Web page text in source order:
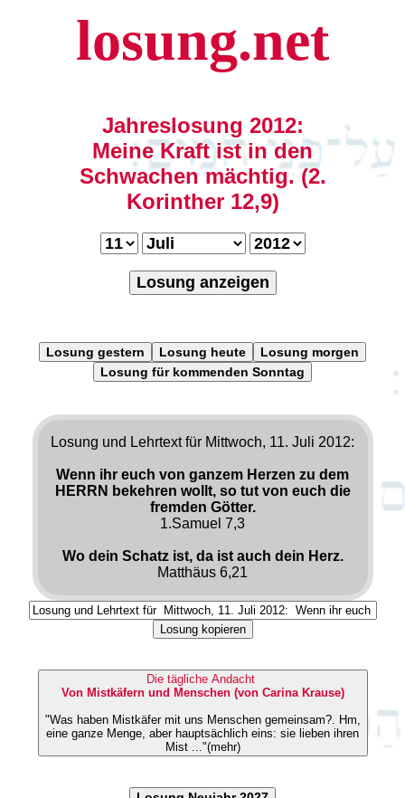
losung.net
Jahreslosung 2012:
Meine Kraft ist in den
Schwachen mächtig. (2.
Korinther 12,9)
Losung anzeigen
Losung gestern Losung heute
Losung morgen
Losung für kommenden Sonntag
Losung und Lehrtext für Mittwoch, 11. Juli 2012:
Wenn ihr euch von ganzem Herzen zu dem
HERRN bekehren wollt, so tut von euch die
fremden Götter.
1.Samuel 7,3
Wo dein Schatz ist, da ist auch dein Herz.
Matthäus 6,21
Losung kopieren
Die tägliche Andacht
Von Mistkäfern und Menschen (von Carina Krause)
"Was haben Mistkäfer mit uns Menschen gemeinsam?. Hm,
eine ganze Menge, aber hauptsächlich eins: sie lieben ihren
Mist ..."(mehr)